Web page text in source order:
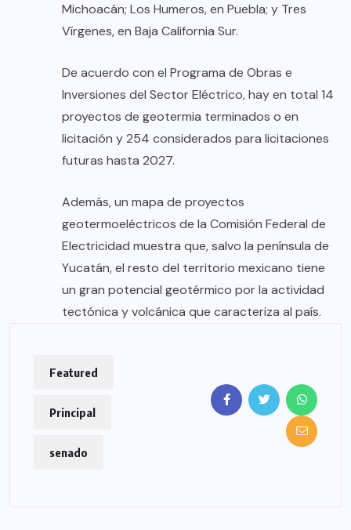
Michoacán; Los Humeros, en Puebla; y Tres
Vírgenes, en Baja California Sur.
De acuerdo con el Programa de Obras e
Inversiones del Sector Eléctrico, hay en total 14
proyectos de geotermia terminados o en
licitación y 254 considerados para licitaciones
futuras hasta 2027.
Además, un mapa de proyectos
geotermoeléctricos de la Comisión Federal de
Electricidad muestra que, salvo la península de
Yucatán, el resto del territorio mexicano tiene
un gran potencial geotérmico por la actividad
tectónica y volcánica que caracteriza al país.
Featured
Principal
senado